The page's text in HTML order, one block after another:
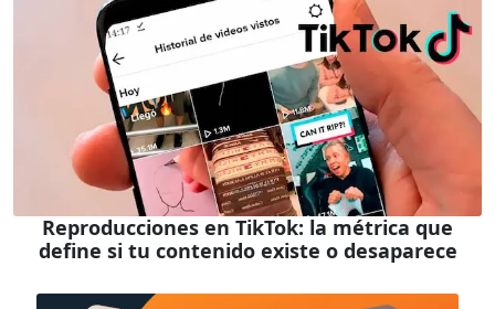
Reproducciones en TikTok: la métrica que
define si tu contenido existe o desaparece